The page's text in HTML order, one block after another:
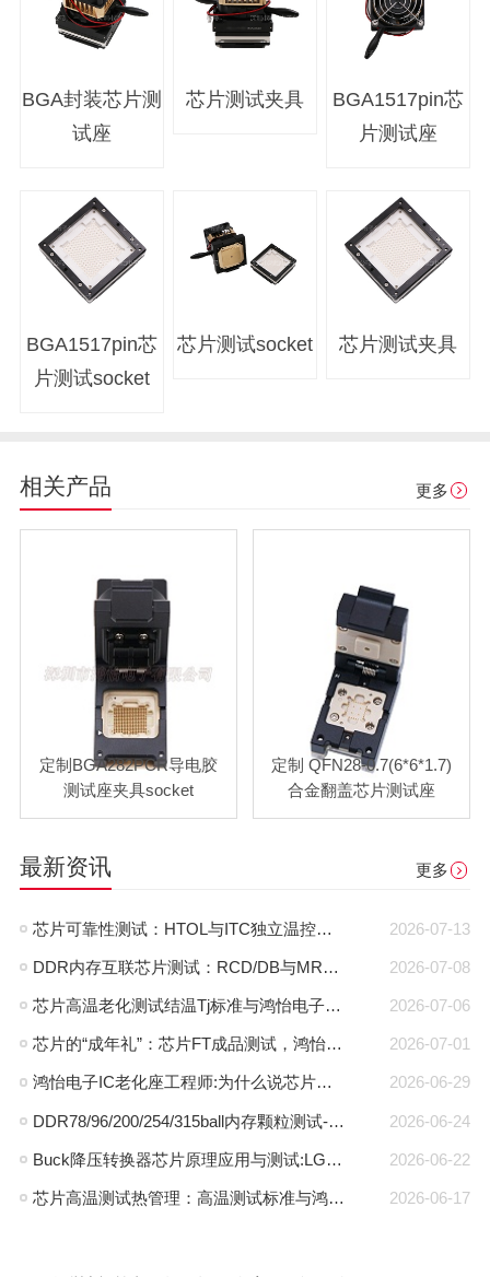
BGA封装芯片测
试座
芯片测试夹具
BGA1517pin芯
片测试座
BGA1517pin芯
片测试socket
芯片测试socket 芯片测试夹具
相关产品 更多
定制BGA282PCR导电胶
测试座夹具socket
定制 QFN28-0.7(6*6*1.7)
合金翻盖芯片测试座
最新资讯 更多
2026-07-13
芯片可靠性测试：HTOL与ITC独立温控，鸿怡电子芯片老化座工程师带您了解两种完全不同的老化测试方式
2026-07-08
DDR内存互联芯片测试：RCD/DB与MRCD/MDB引脚参数及鸿怡电子芯片测试座工程应用
2026-07-06
芯片高温老化测试结温Tj标准与鸿怡电子芯片测试座控温方案
2026-07-01
芯片的“成年礼”：芯片FT成品测试，鸿怡电子芯片FT测试座守护每一颗芯片出厂即稳定
2026-06-29
鸿怡电子IC老化座工程师:为什么说芯片老化测试座是芯片可靠性检测的利器？
2026-06-24
DDR78/96/200/254/315ball内存颗粒测试-鸿怡电子DDR芯片测试夹具治具
2026-06-22
Buck降压转换器芯片原理应用与测试:LGA30pin封装与鸿怡电子芯片测试座方案
2026-06-17
芯片高温测试热管理：高温测试标准与鸿怡电子散热型芯片测试座方案